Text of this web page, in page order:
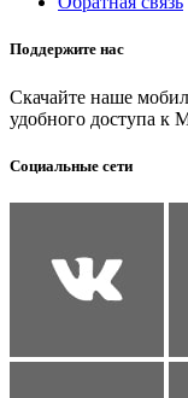
Поддержите нас
Скачайте наше
удобного доступа к
Социальные сети